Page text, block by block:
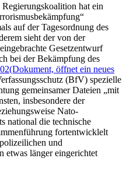
hat ein
auf der Tagesordnung des
sieht der von der
Gesetzentwurf
bei der Bekämpfung des
(Dokument, öffnet ein neues
(BfV) spezielle
gemeinsamer Dateien „mit
insbesondere der
Nato-
national die technische
fortentwicklelt
und
etwas länger eingerichtet